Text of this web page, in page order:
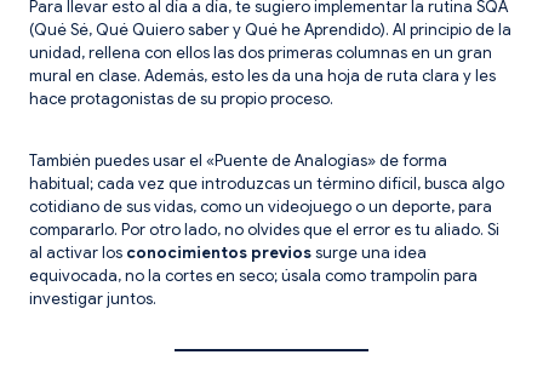
Para llevar esto al día a día, te sugiero implementar la rutina SQA
(Qué Sé, Qué Quiero saber y Qué he Aprendido). Al principio de la
unidad, rellena con ellos las dos primeras columnas en un gran
mural en clase. Además, esto les da una hoja de ruta clara y les
hace protagonistas de su propio proceso.
También puedes usar el «Puente de Analogías» de forma
habitual; cada vez que introduzcas un término difícil, busca algo
cotidiano de sus vidas, como un videojuego o un deporte, para
compararlo. Por otro lado, no olvides que el error es tu aliado. Si
al activar los conocimientos previossurge una idea
equivocada, no la cortes en seco; úsala como trampolín para
investigar juntos.